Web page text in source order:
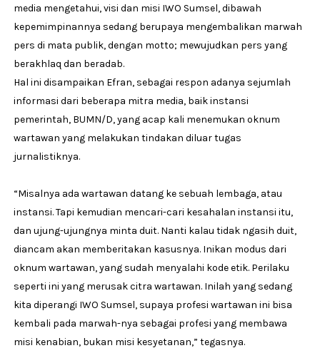
media mengetahui, visi dan misi IWO Sumsel, dibawah
kepemimpinannya sedang berupaya mengembalikan marwah
pers di mata publik, dengan motto; mewujudkan pers yang
berakhlaq dan beradab.
Hal ini disampaikan Efran, sebagai respon adanya sejumlah
informasi dari beberapa mitra media, baik instansi
pemerintah, BUMN/D, yang acap kali menemukan oknum
wartawan yang melakukan tindakan diluar tugas
jurnalistiknya.
“Misalnya ada wartawan datang ke sebuah lembaga, atau
instansi. Tapi kemudian mencari-cari kesahalan instansi itu,
dan ujung-ujungnya minta duit. Nanti kalau tidak ngasih duit,
diancam akan memberitakan kasusnya. Inikan modus dari
oknum wartawan, yang sudah menyalahi kode etik. Perilaku
seperti ini yang merusak citra wartawan. Inilah yang sedang
kita diperangi IWO Sumsel, supaya profesi wartawan ini bisa
kembali pada marwah-nya sebagai profesi yang membawa
misi kenabian, bukan misi kesyetanan,” tegasnya.